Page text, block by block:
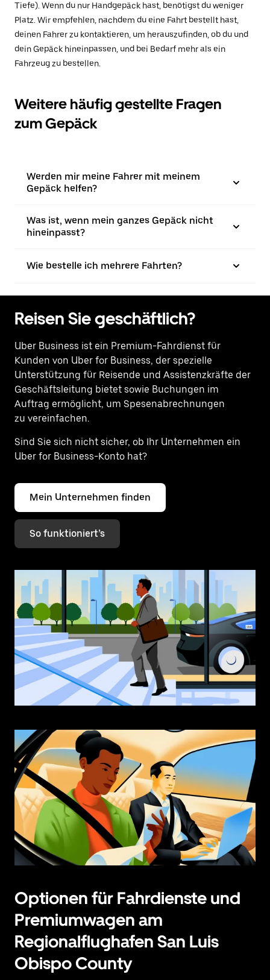
Tiefe). Wenn du nur Handgepäck hast, benötigst du weniger
Platz. Wir empfehlen, nachdem du eine Fahrt bestellt hast,
deinen Fahrer zu kontaktieren, um herauszufinden, ob du und
dein Gepäck hineinpassen, und bei Bedarf mehr als ein
Fahrzeug zu bestellen.
Weitere häufig gestellte Fragen
zum Gepäck
Werden mir meine Fahrer mit meinem
Gepäck helfen?
Was ist, wenn mein ganzes Gepäck nicht
hineinpasst?
Wie bestelle ich mehrere Fahrten?
Reisen Sie geschäftlich?
Uber Business ist ein Premium-Fahrdienst für
Kunden von Uber for Business, der spezielle
Unterstützung für Reisende und Assistenzkräfte der
Geschäftsleitung bietet sowie Buchungen im
Auftrag ermöglicht, um Spesenabrechnungen
zu vereinfachen.
Sind Sie sich nicht sicher, ob Ihr Unternehmen ein
Uber for Business-Konto hat?
Mein Unternehmen finden
So funktioniert’s
Optionen für Fahrdienste und
Premiumwagen am
Regionalflughafen San Luis
Obispo County